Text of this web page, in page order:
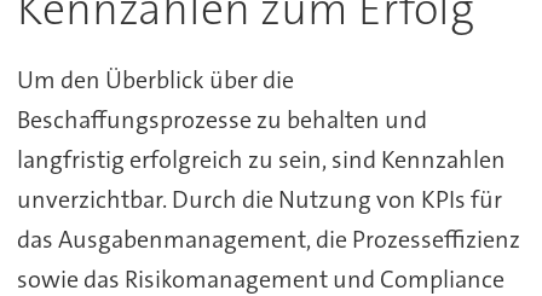
Um den Überblick über die
Beschaffungsprozesse zu behalten und
langfristig erfolgreich zu sein, sind Kennzahlen
unverzichtbar. Durch die Nutzung von KPIs für
das Ausgabenmanagement, die Prozesseffizienz
sowie das Risikomanagement und Compliance